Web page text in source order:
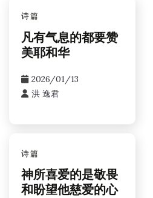
诗篇
凡有气息的都要赞
美耶和华
2026/01/13
洪 逸君
诗篇
神所喜爱的是敬畏
和盼望他慈爱的心